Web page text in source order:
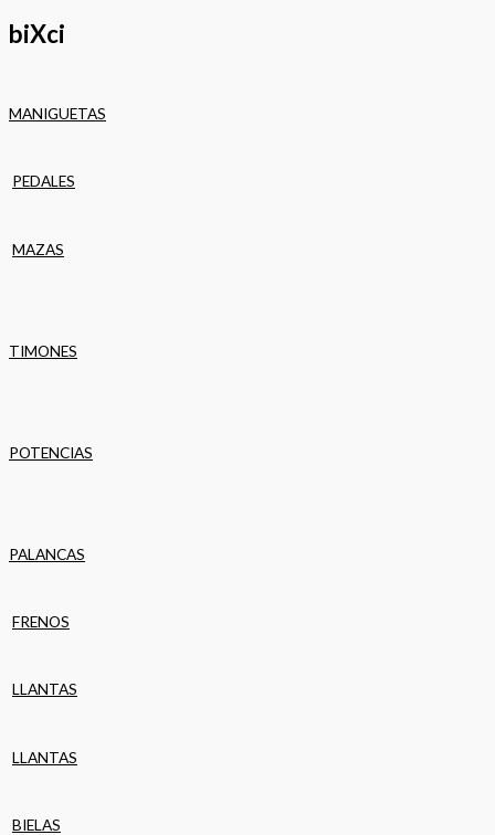
biXci
MANIGUETAS
PEDALES
MAZAS
TIMONES
POTENCIAS
PALANCAS
FRENOS
LLANTAS
LLANTAS
BIELAS